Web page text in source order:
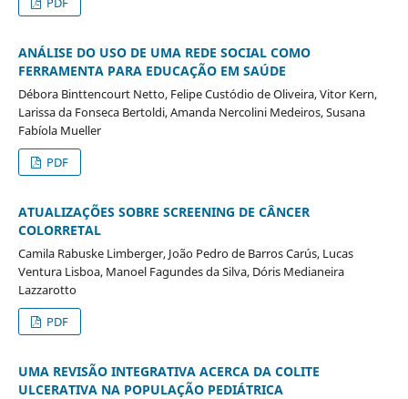
ANÁLISE DO USO DE UMA REDE SOCIAL COMO
FERRAMENTA PARA EDUCAÇÃO EM SAÚDE
Débora Binttencourt Netto, Felipe Custódio de Oliveira, Vitor Kern,
Larissa da Fonseca Bertoldi, Amanda Nercolini Medeiros, Susana
Fabíola Mueller
PDF
ATUALIZAÇÕES SOBRE SCREENING DE CÂNCER
COLORRETAL
Camila Rabuske Limberger, João Pedro de Barros Carús, Lucas
Ventura Lisboa, Manoel Fagundes da Silva, Dóris Medianeira
Lazzarotto
PDF
UMA REVISÃO INTEGRATIVA ACERCA DA COLITE
ULCERATIVA NA POPULAÇÃO PEDIÁTRICA